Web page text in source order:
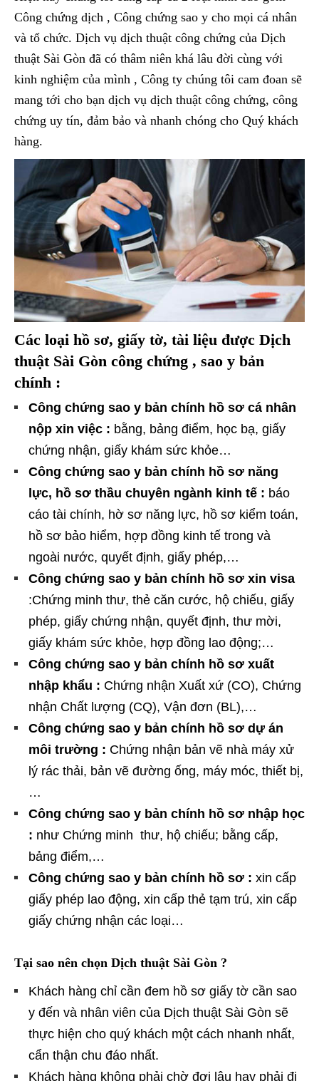
Công chứng dịch , Công chứng sao y cho mọi cá nhân
và tổ chức. Dịch vụ dịch thuật công chứng của Dịch
thuật Sài Gòn đã có thâm niên khá lâu đời cùng với
kinh nghiệm của mình , Công ty chúng tôi cam đoan sẽ
mang tới cho bạn dịch vụ dịch thuật công chứng, công
chứng uy tín, đảm bảo và nhanh chóng cho Quý khách
hàng.
Các loại hồ sơ, giấy tờ, tài liệu được Dịch
thuật Sài Gòn công chứng , sao y bản
chính :
Công chứng sao y bản chính hồ sơ cá nhân
nộp xin việc : bằng, bảng điểm, học bạ, giấy
chứng nhận, giấy khám sức khỏe…
Công chứng sao y bản chính hồ sơ năng
lực, hồ sơ thầu chuyên ngành kinh tế : báo
cáo tài chính, hờ sơ năng lực, hồ sơ kiểm toán,
hồ sơ bảo hiểm, hợp đồng kinh tế trong và
ngoài nước, quyết định, giấy phép,…
Công chứng sao y bản chính hồ sơ xin visa
:Chứng minh thư, thẻ căn cước, hộ chiếu, giấy
phép, giấy chứng nhận, quyết định, thư mời,
giấy khám sức khỏe, hợp đồng lao động;…
Công chứng sao y bản chính hồ sơ xuất
nhập khẩu : Chứng nhận Xuất xứ (CO), Chứng
nhận Chất lượng (CQ), Vận đơn (BL),…
Công chứng sao y bản chính hồ sơ dự án
môi trường : Chứng nhận bản vẽ nhà máy xử
lý rác thải, bản vẽ đường ống, máy móc, thiết bị,
…
Công chứng sao y bản chính hồ sơ nhập học
: như Chứng minh thư, hộ chiếu; bằng cấp,
bảng điểm,…
Công chứng sao y bản chính hồ sơ : xin cấp
giấy phép lao động, xin cấp thẻ tạm trú, xin cấp
giấy chứng nhận các loại…
Tại sao nên chọn Dịch thuật Sài Gòn ?
Khách hàng chỉ cần đem hồ sơ giấy tờ cần sao
y đến và nhân viên của Dịch thuật Sài Gòn sẽ
thực hiện cho quý khách một cách nhanh nhất,
cẩn thận chu đáo nhất.
Khách hàng không phải chờ đợi lâu hay phải đi